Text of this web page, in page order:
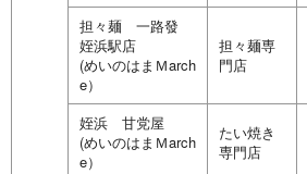
担々麺 一路發
姪浜駅店
(めいのはまＭarch
e）
担々麺専
門店
姪浜 甘党屋
(めいのはまＭarch
e）
たい焼き
専門店